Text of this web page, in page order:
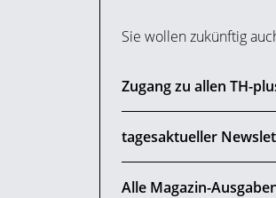
Sie wollen zukünftig
Zugang zu allen TH-
tagesaktueller
Alle Magazin-